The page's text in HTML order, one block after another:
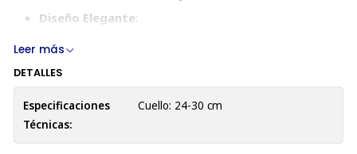
Diseño Elegante:
blancas que aporta un toque profesional y
Fabricado en poliéster suave y ligero, ideal para
el uso prolongado de tu gato sin molestias.
Leer más
DETALLES
Especificaciones
Técnicas:
Cuello: 24-30 cm